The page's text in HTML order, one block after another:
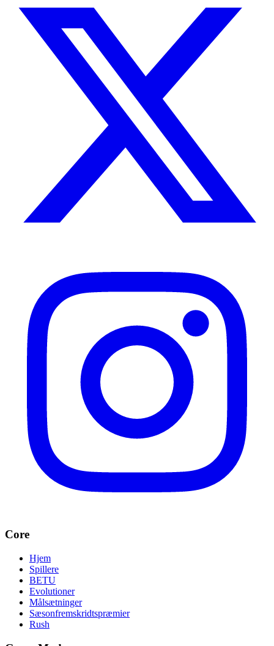
Core
Hjem
Spillere
BETU
Evolutioner
Målsætninger
Sæsonfremskridtspræmier
Rush